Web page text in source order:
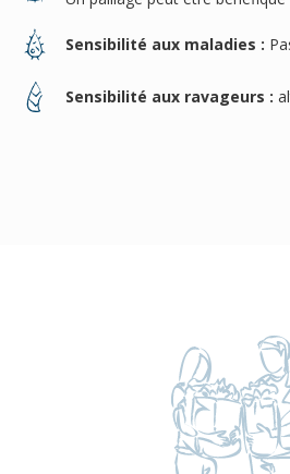
Sensibilité aux maladies :
Sensibilité aux ravageurs :